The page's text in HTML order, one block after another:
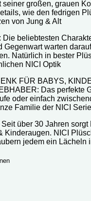
seiner großen, grauen
wie den fedrigen
von Jung & Alt
Die beliebtesten
Gegenwart warten
Natürlich in bester
NICI Optik
FÜR BABYS,
Das perfekte
oder einfach
Familie der NICI Serie
über 30 Jahren sorgt
Kinderaugen. NICI
jedem ein Lächeln